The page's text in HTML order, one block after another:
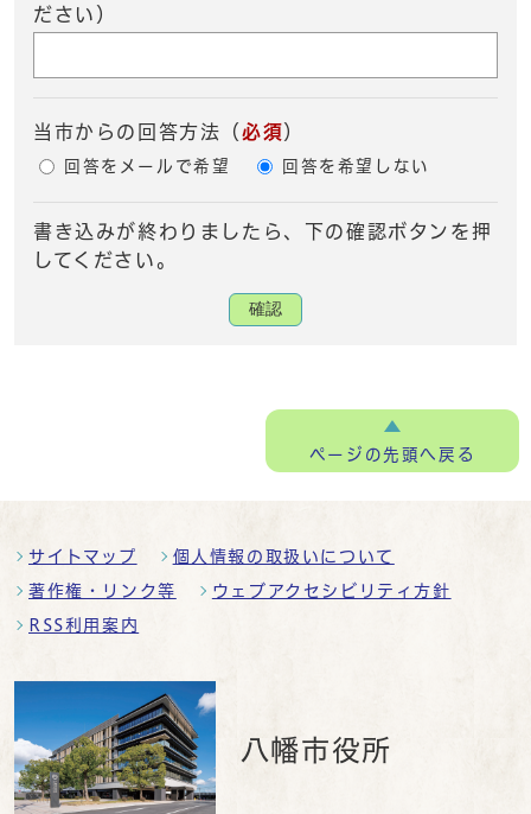
ださい）
当市からの回答方法 （ 必須）
回答をメールで希望 回答を希望しない
書き込みが終わりましたら、下の確認ボタンを押
してください。
確認
ページの先頭へ戻る
サイトマップ 個人情報の取扱いについて
著作権・リンク等 ウェブアクセシビリティ方針
RSS利用案内
八幡市役所